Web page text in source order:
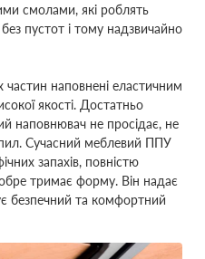
смолами, які роблять
пустот і тому надзвичайно
частин наповнені еластичним
якості. Достатньо
наповнювач не просідає, не
Сучасний меблевий ППУ
запахів, повністю
тримає форму. Він надає
безпечний та комфортний